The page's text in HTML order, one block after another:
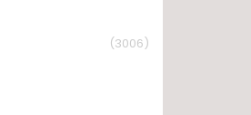
(3006)